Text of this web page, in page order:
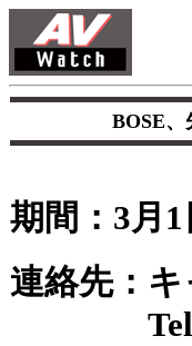
BOSE
期間：3月
連絡先：